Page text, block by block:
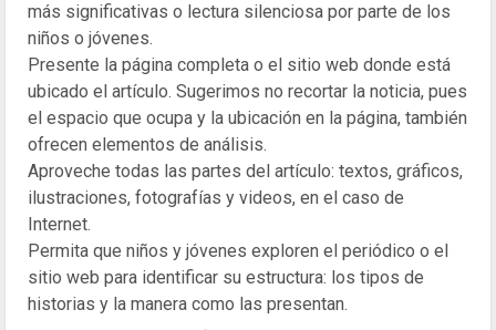
más significativas o lectura silenciosa por parte de los
niños o jóvenes.
Presente la página completa o el sitio web donde está
ubicado el artículo. Sugerimos no recortar la noticia, pues
el espacio que ocupa y la ubicación en la página, también
ofrecen elementos de análisis.
Aproveche todas las partes del artículo: textos, gráficos,
ilustraciones, fotografías y videos, en el caso de
Internet.
Permita que niños y jóvenes exploren el periódico o el
sitio web para identificar su estructura: los tipos de
historias y la manera como las presentan.